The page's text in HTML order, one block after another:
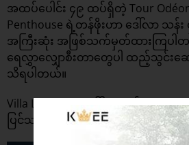
အထပ်ပေါင်း ၄၉ ထပ်ရှိတဲ့ Tour
Penthouse ရဲ့တန်ဖိုးဟာ ဒေါ်လာ သန်း
အကြီးဆုံး အဖြစ်သက်မှတ်ထားကြပါ
ရေလွှာလျှောစီးတာတွေပါ ထည့်သွင်
သိရပါတယ်။
Villa Leopolda (ဒေါ်လာ သန်း ၇၅၀) ၊
ပြင်သစ်